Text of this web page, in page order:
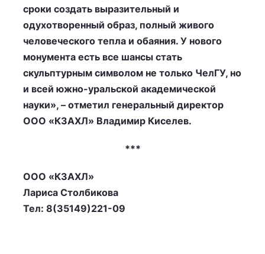
сроки создать выразительный и
одухотворенный образ, полный живого
человеческого тепла и обаяния. У нового
монумента есть все шансы стать
скульптурным символом не только ЧелГУ, но
и всей южно-уральской академической
науки», – отметил генеральный директор
ООО «КЗАХЛ» Владимир Киселев.
***
ООО «КЗАХЛ»
Лариса Столбикова
Тел: 8(35149)221-09